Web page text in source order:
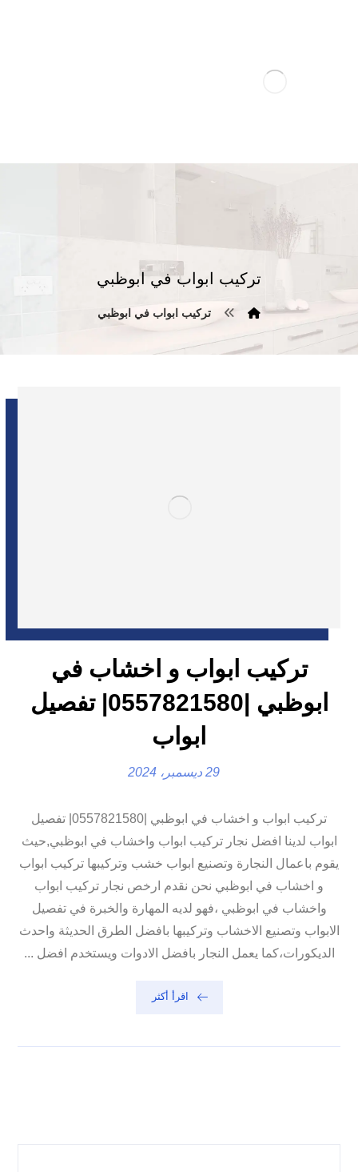
تركيب ابواب في ابوظبي
تركيب ابواب في ابوظبي
تركيب ابواب و اخشاب في
ابوظبي |0557821580| تفصيل
ابواب
29 ديسمبر، 2024
تركيب ابواب و اخشاب في ابوظبي |0557821580| تفصيل
ابواب لدينا افضل نجار تركيب ابواب واخشاب في ابوظبي,حيث
يقوم باعمال النجارة وتصنيع ابواب خشب وتركيبها تركيب ابواب
و اخشاب في ابوظبي نحن نقدم ارخص نجار تركيب ابواب
واخشاب في ابوظبي ،فهو لديه المهارة والخبرة في تفصيل
الابواب وتصنيع الاخشاب وتركيبها بافضل الطرق الحديثة واحدث
الديكورات،كما يعمل النجار بافضل الادوات ويستخدم افضل ...
اقرأ أكثر